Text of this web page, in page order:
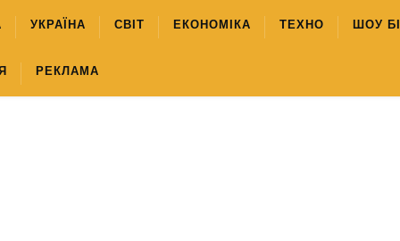
УКРАЇНА СВІТ ЕКОНОМІКА ТЕХНО ШОУ
РЕКЛАМА